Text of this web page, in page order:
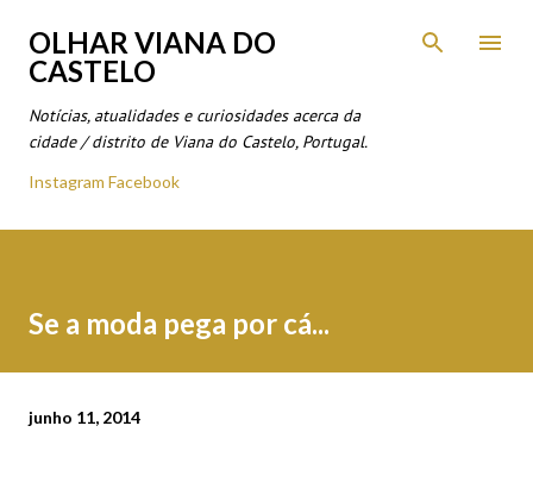
Avançar para o conteúdo principal
OLHAR VIANA DO
CASTELO
Notícias, atualidades e curiosidades acerca da
cidade / distrito de Viana do Castelo, Portugal.
Instagram Facebook
Se a moda pega por cá...
junho 11, 2014